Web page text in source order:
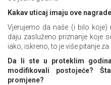
Kakav uticaj imaju ove
Vjerujemo da naše (i bilo
daju zasluženo priznanje koje
iako, iskreno, to je više pitanje
Da li ste u proteklim
modifikovali postojeće?
promjene?